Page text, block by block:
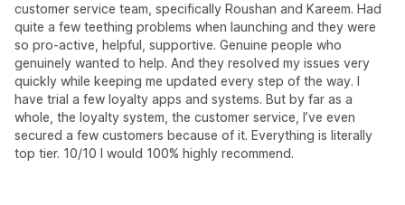
customer service team, specifically Roushan and Kareem. Had
quite a few teething problems when launching and they were
so pro-active, helpful, supportive. Genuine people who
genuinely wanted to help. And they resolved my issues very
quickly while keeping me updated every step of the way. I
have trial a few loyalty apps and systems. But by far as a
whole, the loyalty system, the customer service, I’ve even
secured a few customers because of it. Everything is literally
top tier. 10/10 I would 100% highly recommend.